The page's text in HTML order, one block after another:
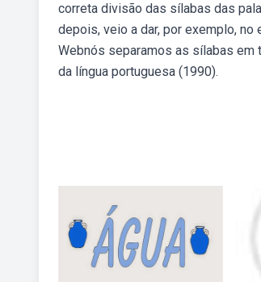
correta divisão das sílabas das
depois, veio a dar, por exemplo,
Webnós separamos as sílabas em
da língua portuguesa (1990).